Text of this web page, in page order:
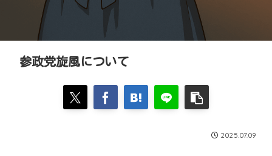
参政党旋風について
2025.07.09